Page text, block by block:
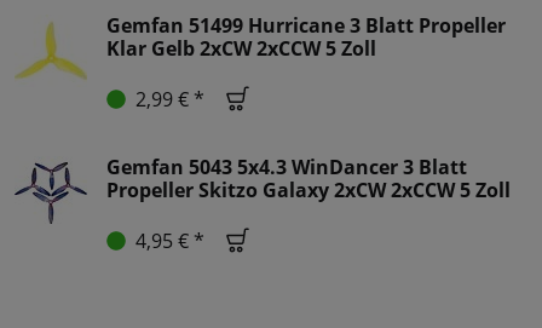
Gemfan 51499 Hurricane 3 Blatt Propeller
Klar Gelb 2xCW 2xCCW 5 Zoll
2,99 € *
Gemfan 5043 5x4.3 WinDancer 3 Blatt
Propeller Skitzo Galaxy 2xCW 2xCCW 5 Zoll
4,95 € *